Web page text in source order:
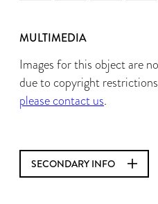
MULTIMEDIA
Images for this object are
due to copyright
please contact us.
SECONDARY INFO